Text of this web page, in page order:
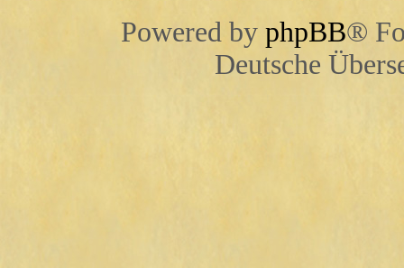
Powered by phpBB®
Deutsche